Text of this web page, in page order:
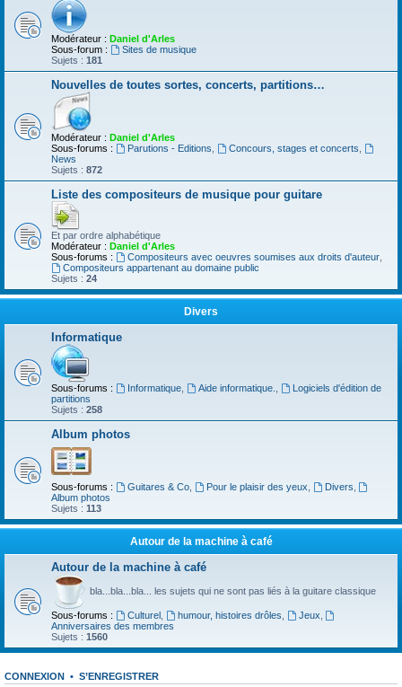
Modérateur : Daniel d'Arles
Sous-forum :
Sites de musique
Sujets : 181
Nouvelles de toutes sortes, concerts, partitions…
Modérateur : Daniel d'Arles
Sous-forums :
Parutions - Editions Concours, stages et concerts
News
Sujets : 872
Liste des compositeurs de musique pour guitare
Et par ordre alphabétique
Modérateur : Daniel d'Arles
Sous-forums :
Compositeurs avec oeuvres soumises aux droits d'auteur,
Compositeurs appartenant au domaine public
Sujets : 24
Divers
Informatique
Sous-forums : Informatique, Aide informatique.
Logiciels d'édition de
partitions
Sujets : 258
Album photos
Sous-forums : Guitares & Co, Pour le plaisir des yeux Divers
Album photos
Sujets : 113
Autour de la machine à café
Autour de la machine à café
bla...bla...bla... les sujets qui ne sont pas liés à la guitare classique
Sous-forums : Culturel, humour, histoires drôles Jeux
Anniversaires des membres
Sujets : 1560
CONNEXION • S’ENREGISTRER